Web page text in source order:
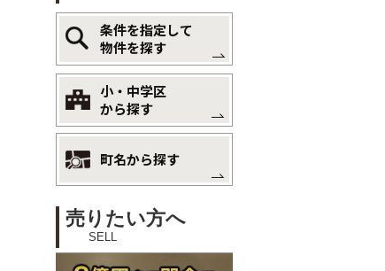
条件を指定して
物件を探す
小・中学区
から探す
町名から探す
売りたい方へ
SELL